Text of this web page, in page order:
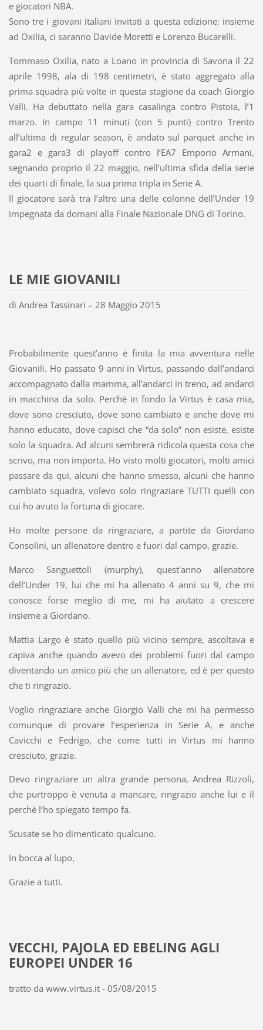
e giocatori NBA.
Sono tre i giovani italiani invitati a questa edizione: insieme
ad Oxilia, ci saranno Davide Moretti e Lorenzo Bucarelli.
Tommaso Oxilia, nato a Loano in provincia di Savona il 22
aprile 1998, ala di 198 centimetri, è stato aggregato alla
prima squadra più volte in questa stagione da coach Giorgio
Valli. Ha debuttato nella gara casalinga contro Pistoia, l’1
marzo. In campo 11 minuti (con 5 punti) contro Trento
all’ultima di regular season, è andato sul parquet anche in
gara2 e gara3 di playoff contro l’EA7 Emporio Armani,
segnando proprio il 22 maggio, nell’ultima sfida della serie
dei quarti di finale, la sua prima tripla in Serie A.
Il giocatore sarà tra l’altro una delle colonne dell’Under 19
impegnata da domani alla Finale Nazionale DNG di Torino.
LE MIE GIOVANILI
di Andrea Tassinari – 28 Maggio 2015
Probabilmente quest’anno è finita la mia avventura nelle
Giovanili. Ho passato 9 anni in Virtus, passando dall’andarci
accompagnato dalla mamma, all’andarci in treno, ad andarci
in macchina da solo. Perchè in fondo la Virtus è casa mia,
dove sono cresciuto, dove sono cambiato e anche dove mi
hanno educato, dove capisci che “da solo” non esiste, esiste
solo la squadra. Ad alcuni sembrerà ridicola questa cosa che
scrivo, ma non importa. Ho visto molti giocatori, molti amici
passare da qui, alcuni che hanno smesso, alcuni che hanno
cambiato squadra, volevo solo ringraziare TUTTI quelli con
cui ho avuto la fortuna di giocare.
Ho molte persone da ringraziare, a partite da Giordano
Consolini, un allenatore dentro e fuori dal campo, grazie.
Marco Sanguettoli (murphy), quest'anno allenatore
dell’Under 19, lui che mi ha allenato 4 anni su 9, che mi
conosce forse meglio di me, mi ha aiutato a crescere
insieme a Giordano.
Mattia Largo è stato quello più vicino sempre, ascoltava e
capiva anche quando avevo dei problemi fuori dal campo
diventando un amico più che un allenatore, ed è per questo
che ti ringrazio.
Voglio ringraziare anche Giorgio Valli che mi ha permesso
comunque di provare l’esperienza in Serie A, e anche
Cavicchi e Fedrigo, che come tutti in Virtus mi hanno
cresciuto, grazie.
Devo ringraziare un altra grande persona, Andrea Rizzoli,
che purtroppo è venuta a mancare, ringrazio anche lui e il
perchè l’ho spiegato tempo fa.
Scusate se ho dimenticato qualcuno.
In bocca al lupo,
Grazie a tutti.
VECCHI, PAJOLA ED EBELING AGLI
EUROPEI UNDER 16
tratto da www.virtus.it - 05/08/2015